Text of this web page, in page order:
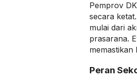
Pemprov
secara
mulai dari
prasarana.
memastikan
Peran